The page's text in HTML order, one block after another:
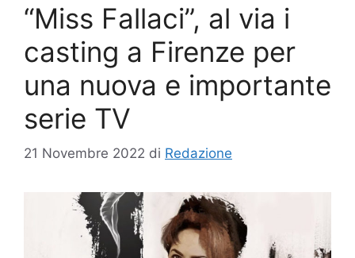
“Miss Fallaci”, al via i
casting a Firenze per
una nuova e importante
serie TV
21 Novembre 2022 di Redazione